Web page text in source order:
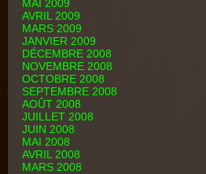
MAI 2009
AVRIL 2009
MARS 2009
JANVIER 2009
DÉCEMBRE 2008
NOVEMBRE 2008
OCTOBRE 2008
SEPTEMBRE 2008
AOÛT 2008
JUILLET 2008
JUIN 2008
MAI 2008
AVRIL 2008
MARS 2008